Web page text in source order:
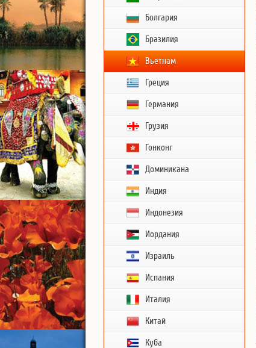
Болгария
Бразилия
Вьетнам
Греция
Германия
Грузия
Гонконг
Доминикана
Индия
Индонезия
Иордания
Израиль
Испания
Италия
Китай
Куба